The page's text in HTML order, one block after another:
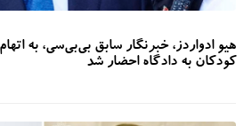
هیو ادواردز، خبرنگار سابق بی‌بی‌سی، به
کودکان به دادگاه احضار شد